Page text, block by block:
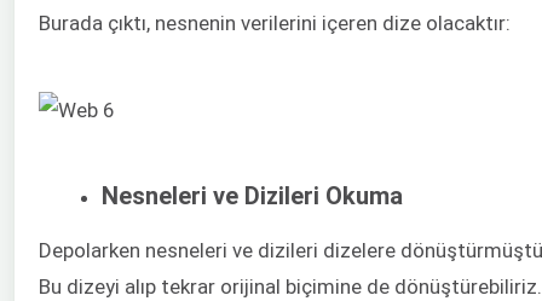
Burada çıktı, nesnenin verilerini içeren dize olacaktır:
Nesneleri ve Dizileri Okuma
Depolarken nesneleri ve dizileri dizelere
Bu dizeyi alıp tekrar orijinal biçimine de dönüştürebiliriz.